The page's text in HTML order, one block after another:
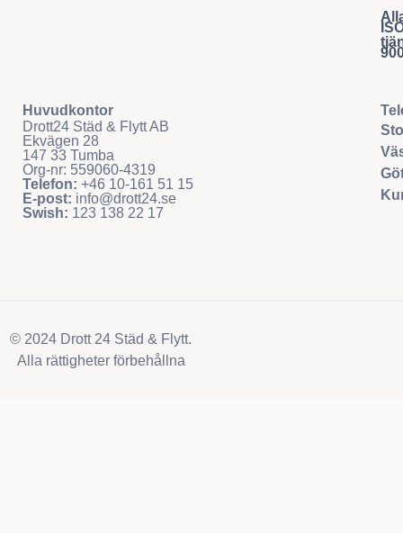
Huvudkontor
Drott24 Städ & Flytt AB
Ekvägen 28
147 33 Tumba
Org-nr: 559060-4319
Telefon: +46 10-161 51 15
E-post: info@drott24.se
Swish: 123 138 22 17
© 2024 Drott 24 Städ & Flytt.
Alla rättigheter förbehållna